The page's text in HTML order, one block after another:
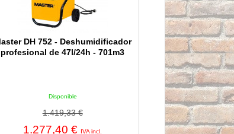
DH 752 - Deshumidificador
profesional de 47l/24h - 701m3
Disponible
1.419,33 €
1.277,40 € IVA incl.